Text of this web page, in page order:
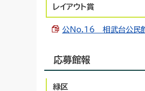
レイアウト賞
公No.16 相武台公民館
応募館報
緑区